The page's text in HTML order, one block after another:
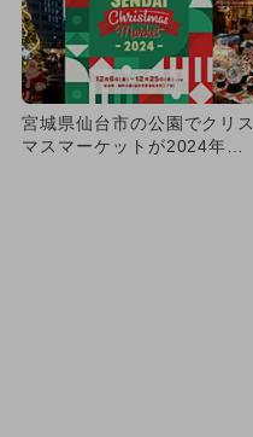
宮城県仙台市の公園でクリス
マスマーケットが2024年も